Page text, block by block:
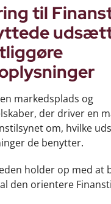
til
markedsplads og
der driver en
om, hvilke
de benytter.
holder op med at
den orientere